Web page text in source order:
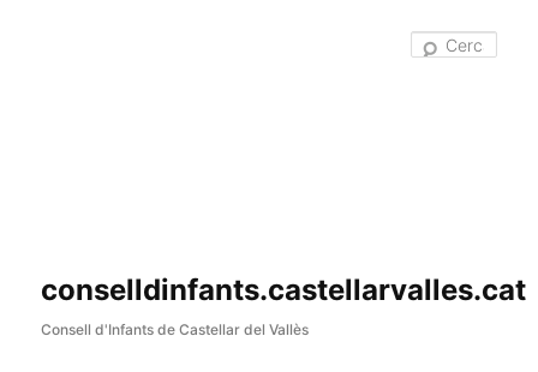
conselldinfants.castellarvalles.cat
Consell d'Infants de Castellar del Vallès